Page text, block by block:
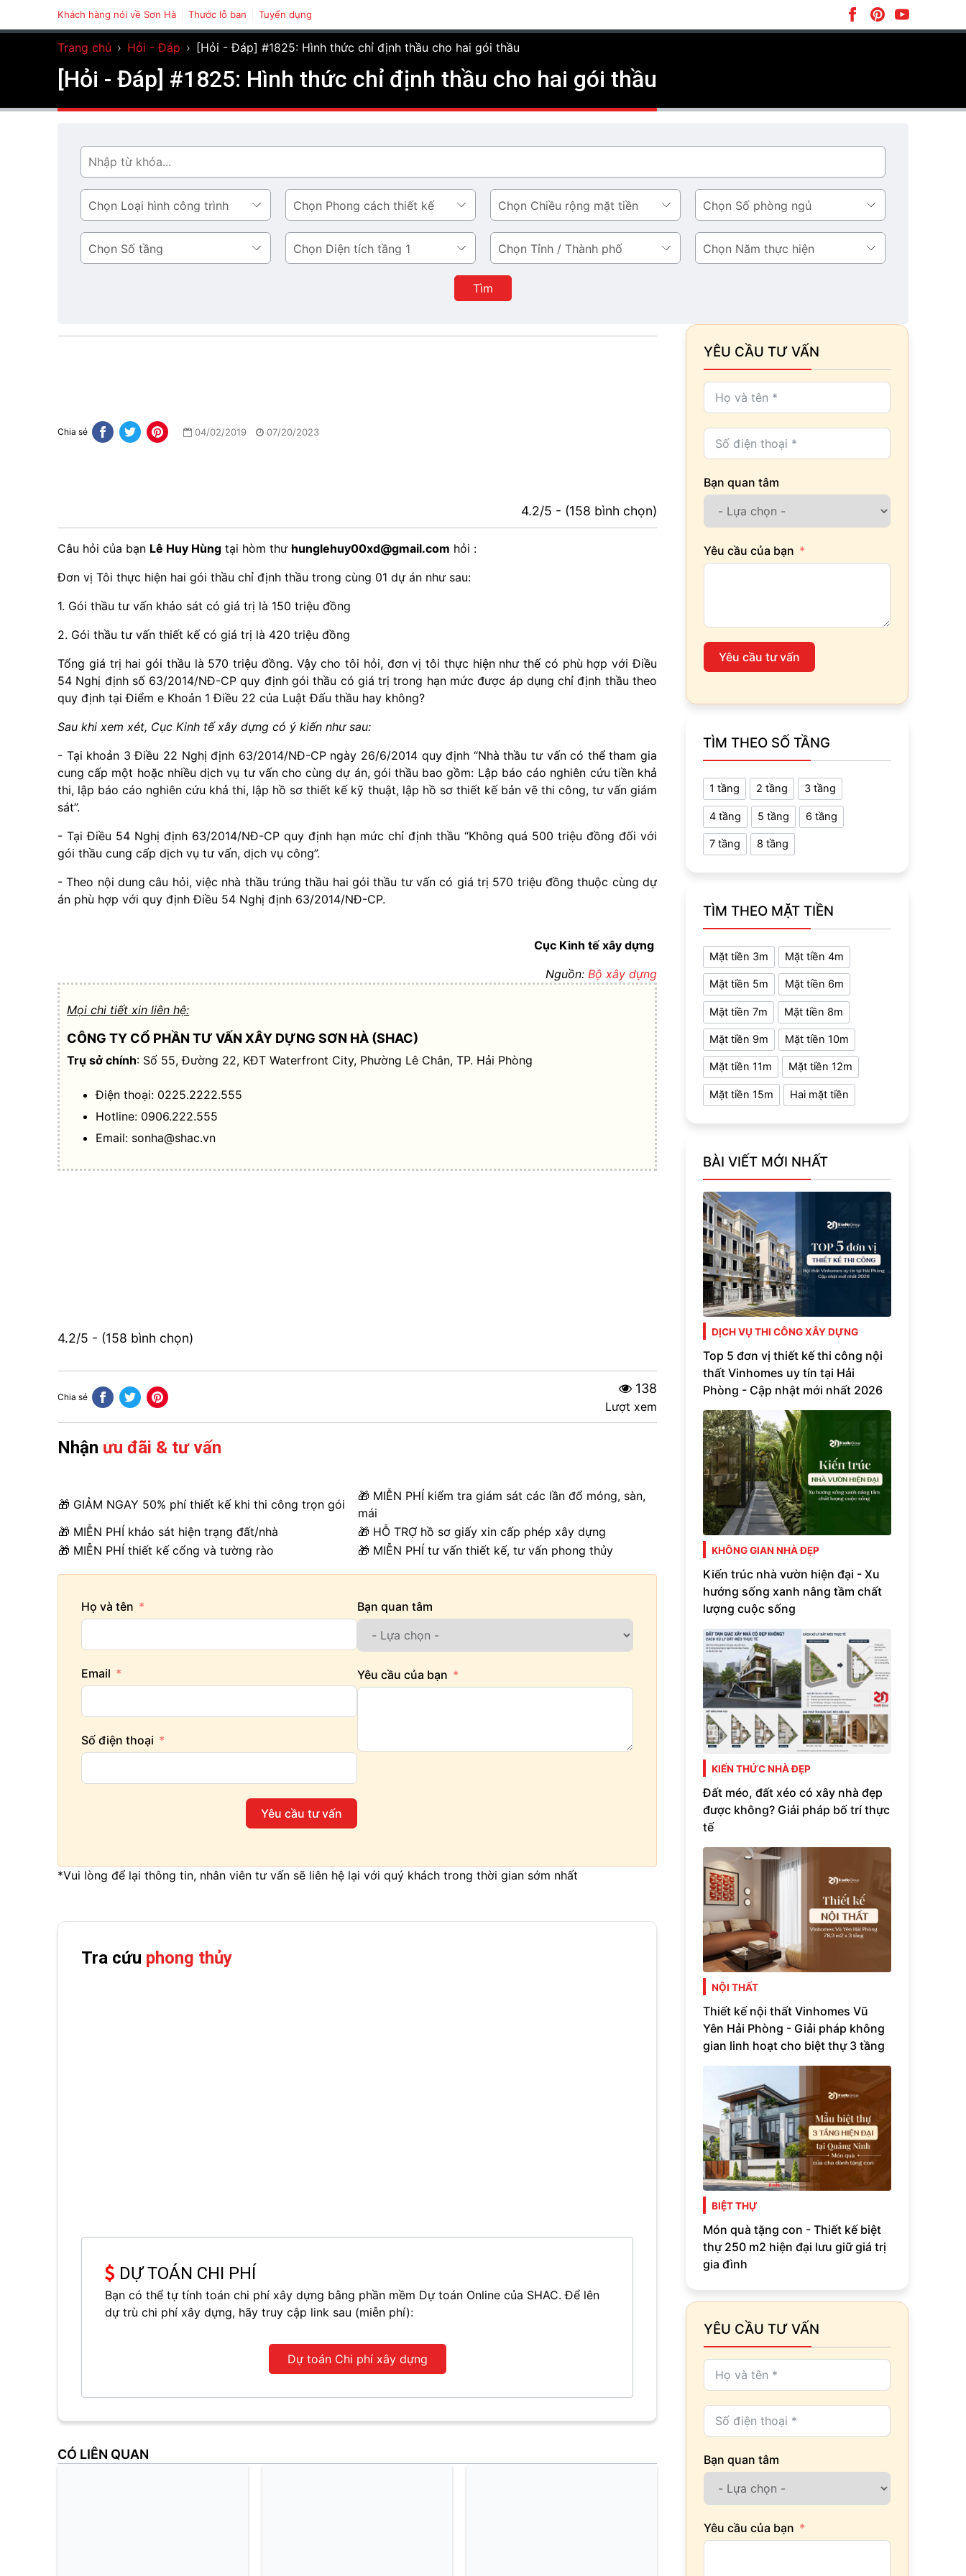
Khách hàng nói về Sơn Hà Thước lỗ ban Tuyển dụng
Trang chủ › Hỏi - Đáp › [Hỏi - Đáp] #1825: Hình thức chỉ định thầu cho hai gói thầu
[Hỏi - Đáp] #1825: Hình thức chỉ định thầu cho hai gói thầu
Tìm
Loại
hình
công
trình
Phong
cách
thiết
kế
Chiều
rộng
mặt
tiền
Số
phòng
ngủ
Số
tầng
Diện
tích
Tỉnh
/
Thành
phố
Năm
thực
Tìm
Chia sẻ 04/02/2019 07/20/2023
4.2/5 - (158 bình chọn)
Câu hỏi của bạn Lê Huy Hùng tại hòm thư hunglehuy00xd@gmail.com hỏi :
Đơn vị Tôi thực hiện hai gói thầu chỉ định thầu trong cùng 01 dự án như sau:
1. Gói thầu tư vấn khảo sát có giá trị là 150 triệu đồng
2. Gói thầu tư vấn thiết kế có giá trị là 420 triệu đồng
Tổng giá trị hai gói thầu là 570 triệu đồng. Vậy cho tôi hỏi, đơn vị tôi thực hiện như thế có phù hợp với Điều
54 Nghị định số 63/2014/NĐ-CP quy định gói thầu có giá trị trong hạn mức được áp dụng chỉ định thầu theo
quy định tại Điểm e Khoản 1 Điều 22 của Luật Đấu thầu hay không?
Sau khi xem xét, Cục Kinh tế xây dựng có ý kiến như sau:
- Tại khoản 3 Điều 22 Nghị định 63/2014/NĐ-CP ngày 26/6/2014 quy định “Nhà thầu tư vấn có thể tham gia
cung cấp một hoặc nhiều dịch vụ tư vấn cho cùng dự án, gói thầu bao gồm: Lập báo cáo nghiên cứu tiền khả
thi, lập báo cáo nghiên cứu khả thi, lập hồ sơ thiết kế kỹ thuật, lập hồ sơ thiết kế bản vẽ thi công, tư vấn giám
sát”.
- Tại Điều 54 Nghị định 63/2014/NĐ-CP quy định hạn mức chỉ định thầu “Không quá 500 triệu đồng đối với
gói thầu cung cấp dịch vụ tư vấn, dịch vụ công”.
- Theo nội dung câu hỏi, việc nhà thầu trúng thầu hai gói thầu tư vấn có giá trị 570 triệu đồng thuộc cùng dự
án phù hợp với quy định Điều 54 Nghị định 63/2014/NĐ-CP.
Cục Kinh tế xây dựng
Nguồn: Bộ xây dựng
Mọi chi tiết xin liên hệ:
CÔNG TY CỔ PHẦN TƯ VẤN XÂY DỰNG SƠN HÀ (SHAC)
Trụ sở chính: Số 55, Đường 22, KĐT Waterfront City, Phường Lê Chân, TP. Hải Phòng
Điện thoại: 0225.2222.555
Hotline: 0906.222.555
Email: sonha@shac.vn
4.2/5 - (158 bình chọn)
Chia sẻ
138
Lượt xem
Nhận ưu đãi & tư vấn
🎁 GIẢM NGAY 50% phí thiết kế khi thi công trọn gói
🎁 MIỄN PHÍ kiểm tra giám sát các lần đổ móng, sàn,
mái
🎁 MIỄN PHÍ khảo sát hiện trạng đất/nhà
🎁 HỖ TRỢ hồ sơ giấy xin cấp phép xây dựng
🎁 MIỄN PHÍ thiết kế cổng và tường rào
🎁 MIỄN PHÍ tư vấn thiết kế, tư vấn phong thủy
Họ và tên
Email
Số điện thoại
Yêu cầu tư vấn
Bạn quan tâm
Yêu cầu của bạn
*Vui lòng để lại thông tin, nhân viên tư vấn sẽ liên hệ lại với quý khách trong thời gian sớm nhất
Tra cứu phong thủy
DỰ TOÁN CHI PHÍ
Bạn có thể tự tính toán chi phí xây dựng bằng phần mềm Dự toán Online của SHAC. Để lên
dự trù chi phí xây dựng, hãy truy cập link sau (miễn phí):
Dự toán Chi phí xây dựng
CÓ LIÊN QUAN
YÊU CẦU TƯ VẤN
Bạn quan tâm
Yêu cầu của bạn
Yêu cầu tư vấn
TÌM THEO SỐ TẦNG
1 tầng 2 tầng 3 tầng
4 tầng 5 tầng 6 tầng
7 tầng 8 tầng
TÌM THEO MẶT TIỀN
Mặt tiền 3m Mặt tiền 4m
Mặt tiền 5m Mặt tiền 6m
Mặt tiền 7m Mặt tiền 8m
Mặt tiền 9m Mặt tiền 10m
Mặt tiền 11m Mặt tiền 12m
Mặt tiền 15m Hai mặt tiền
BÀI VIẾT MỚI NHẤT
DỊCH VỤ THI CÔNG XÂY DỰNG
Top 5 đơn vị thiết kế thi công nội
thất Vinhomes uy tín tại Hải
Phòng - Cập nhật mới nhất 2026
KHÔNG GIAN NHÀ ĐẸP
Kiến trúc nhà vườn hiện đại - Xu
hướng sống xanh nâng tầm chất
lượng cuộc sống
KIẾN THỨC NHÀ ĐẸP
Đất méo, đất xéo có xây nhà đẹp
được không? Giải pháp bố trí thực
tế
NỘI THẤT
Thiết kế nội thất Vinhomes Vũ
Yên Hải Phòng - Giải pháp không
gian linh hoạt cho biệt thự 3 tầng
BIỆT THỰ
Món quà tặng con - Thiết kế biệt
thự 250 m2 hiện đại lưu giữ giá trị
gia đình
YÊU CẦU TƯ VẤN
Bạn quan tâm
Yêu cầu của bạn